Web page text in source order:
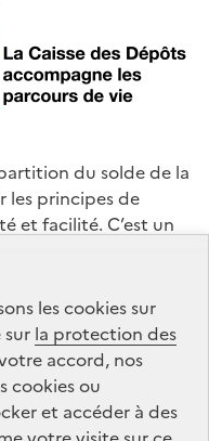
lescookiessur
la protection des
accord, nos
cookiesou
et accéder à des
du solde de la
les principes de
et facilité. C’est un
chargés de
La Caisse
répartition du solde
animation,
et assistance